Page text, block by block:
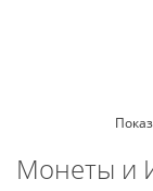
Монеты и